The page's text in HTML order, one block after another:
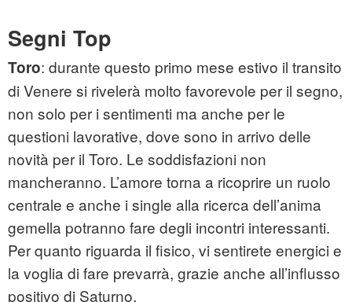
Segni Top
Toro: durante questo primo mese estivo il transito
di Venere si rivelerà molto favorevole per il segno,
non solo per i sentimenti ma anche per le
questioni lavorative, dove sono in arrivo delle
novità per il Toro. Le soddisfazioni non
mancheranno. L’amore torna a ricoprire un ruolo
centrale e anche i single alla ricerca dell’anima
gemella potranno fare degli incontri interessanti.
Per quanto riguarda il fisico, vi sentirete energici e
la voglia di fare prevarrà, grazie anche all’influsso
positivo di Saturno.